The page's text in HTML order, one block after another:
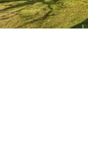
fotoğraf sergileri,
seansları için